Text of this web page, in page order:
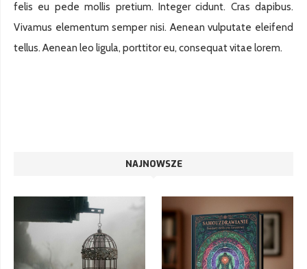
felis eu pede mollis pretium. Integer cidunt. Cras dapibus.
Vivamus elementum semper nisi. Aenean vulputate eleifend
tellus. Aenean leo ligula, porttitor eu, consequat vitae lorem.
NAJNOWSZE